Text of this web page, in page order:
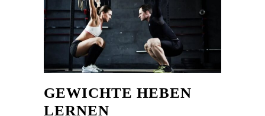
GEWICHTE HEBEN
LERNEN